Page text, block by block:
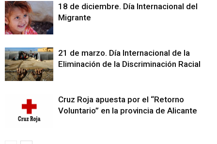
18 de diciembre. Día Internacional del
Migrante
21 de marzo. Día Internacional de la
Eliminación de la Discriminación Racial
Cruz Roja apuesta por el “Retorno
Voluntario” en la provincia de Alicante